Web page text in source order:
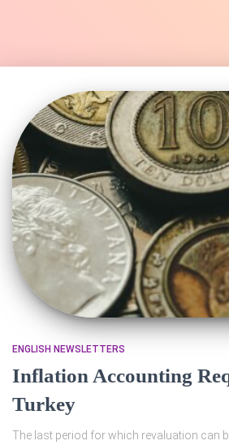
ENGLISH NEWSLETTERS
Inflation Accounting
Turkey
The last period for which revaluation can